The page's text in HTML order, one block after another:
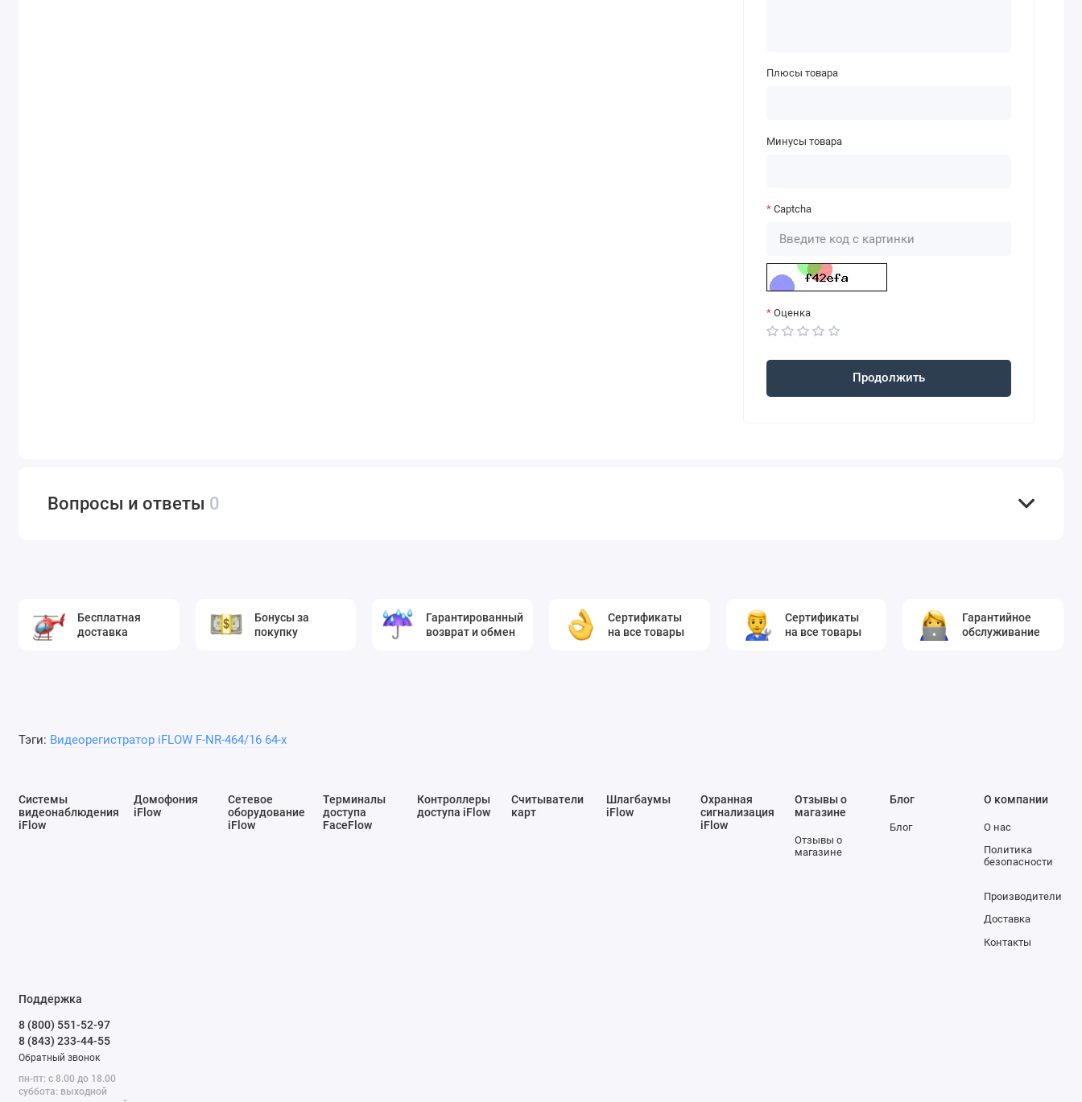
Плюсы товара
Минусы товара
Captcha
Оценка
Продолжить
Вопросы и ответы 0
Бесплатная
доставка
Бонусы за
покупку
Гарантированный
возврат и обмен
Сертификаты
на все товары
Сертификаты
на все товары
Гарантийное
обслуживание
Тэги: Видеорегистратор iFLOW F-NR-464/16 64-х
Системы
видеонаблюдения
iFlow
Домофония
iFlow
Сетевое
оборудование
iFlow
Терминалы
доступа
FaceFlow
Контроллеры
доступа iFlow
Считыватели
карт
Шлагбаумы
iFlow
Охранная
сигнализация
iFlow
Отзывы о
магазине
Отзывы о
магазине
Блог
Блог
О компании
О нас
Политика
безопасности
Производители
Доставка
Контакты
Поддержка
8 (800) 551-52-97
8 (843) 233-44-55
Обратный звонок
пн-пт: с 8.00 до 18.00
суббота: выходной